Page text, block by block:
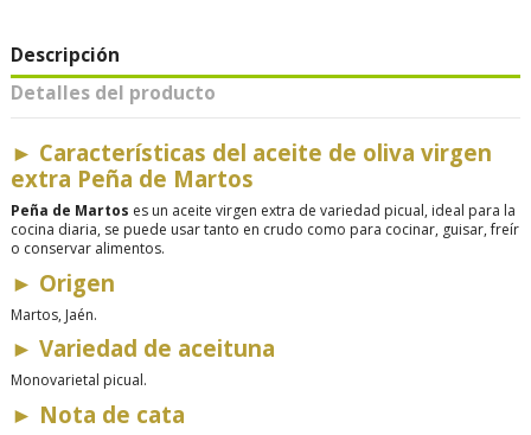
Descripción
Detalles del producto
► Características del aceite de oliva virgen
extra Peña de Martos
Peña de Martos es un aceite virgen extra de variedad picual, ideal para la
cocina diaria, se puede usar tanto en crudo como para cocinar, guisar, freír
o conservar alimentos.
► Origen
Martos, Jaén.
► Variedad de aceituna
Monovarietal picual.
► Nota de cata